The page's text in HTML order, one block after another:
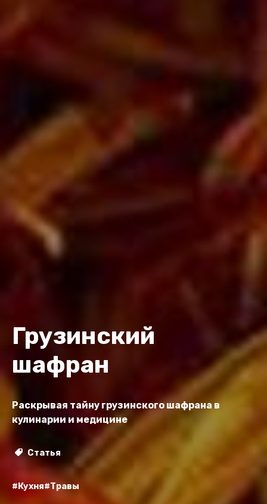
Грузинский
шафран
Раскрывая тайну грузинского шафрана в
кулинарии и медицине
Статья
#Кухня#Травы